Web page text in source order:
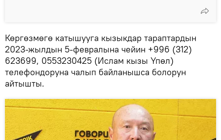
Көргөзмөгө катышууга кызыкдар тараптардын
2023-жылдын 5-февралына чейин +996 (312)
623699, 0553230425 (Ислам кызы Үпөл)
телефондоруна чалып байланышса болорун
айтышты.